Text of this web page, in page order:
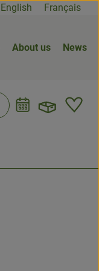
English Français
About us News
Open